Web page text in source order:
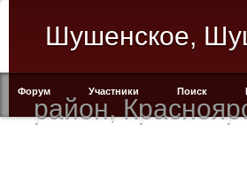
Шушенское,
район,
Форум Участники Поиск